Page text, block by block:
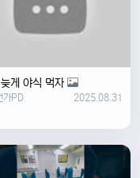
게 야식 먹자
가PD 2025.08.31